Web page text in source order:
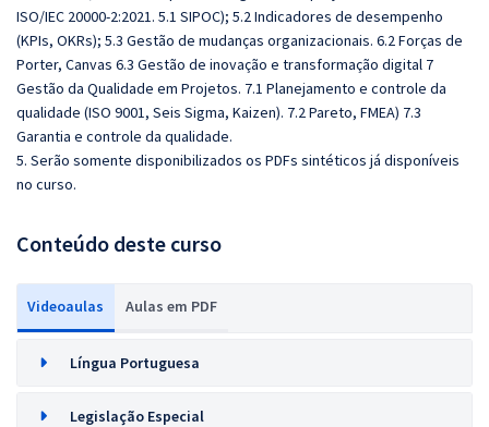
ISO/IEC 20000-2:2021. 5.1 SIPOC); 5.2 Indicadores de desempenho
(KPIs, OKRs); 5.3 Gestão de mudanças organizacionais. 6.2 Forças de
Porter, Canvas 6.3 Gestão de inovação e transformação digital 7
Gestão da Qualidade em Projetos. 7.1 Planejamento e controle da
qualidade (ISO 9001, Seis Sigma, Kaizen). 7.2 Pareto, FMEA) 7.3
Garantia e controle da qualidade.
5. Serão somente disponibilizados os PDFs sintéticos já disponíveis
no curso.
Conteúdo deste curso
Videoaulas Aulas em PDF
Língua Portuguesa
Legislação Especial